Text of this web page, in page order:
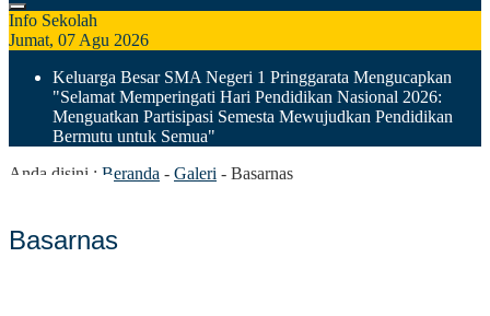
Info Sekolah
Jumat, 07 Agu 2026
Keluarga Besar SMA Negeri 1 Pringgarata Mengucapkan
"Selamat Memperingati Hari Pendidikan Nasional 2026:
Menguatkan Partisipasi Semesta Mewujudkan Pendidikan
Bermutu untuk Semua"
Anda disini : Beranda - Galeri - Basarnas
Basarnas